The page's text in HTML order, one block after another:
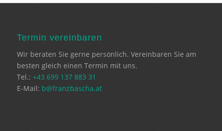
Termin vereinbaren
Wir beraten Sie gerne persönlich. Vereinbaren Sie am
besten gleich einen Termin mit uns.
Tel.: +43 699 137 883 31
E-Mail: b@franzbascha.at